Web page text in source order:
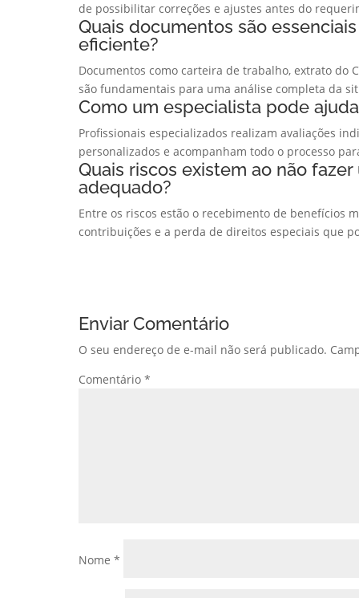
de possibilitar correções e ajustes antes do
Quais documentos são
eficiente?
Documentos como carteira de trabalho, extrato do
são fundamentais para uma análise completa da
Como um especialista pode
Profissionais especializados realizam avaliações
personalizados e acompanham todo o processo
Quais riscos existem ao não
adequado?
Entre os riscos estão o recebimento de benefícios
contribuições e a perda de direitos especiais que
Enviar Comentário
O seu endereço de e-mail não será publicado.
Comentário *
Nome *